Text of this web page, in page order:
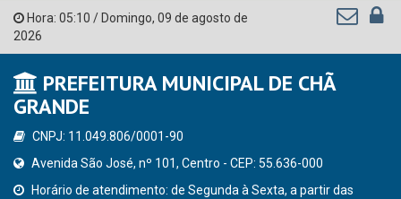
Hora: 05:10 / Domingo, 09 de agosto de
2026
PREFEITURA MUNICIPAL DE CHÃ
GRANDE
CNPJ: 11.049.806/0001-90
Avenida São José, nº 101, Centro - CEP: 55.636-000
Horário de atendimento: de Segunda à Sexta, a partir das